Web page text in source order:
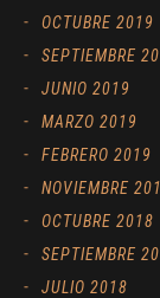
OCTUBRE 2019
SEPTIEMBRE
JUNIO 2019
MARZO 2019
FEBRERO 2019
NOVIEMBRE
OCTUBRE 2018
SEPTIEMBRE
JULIO 2018